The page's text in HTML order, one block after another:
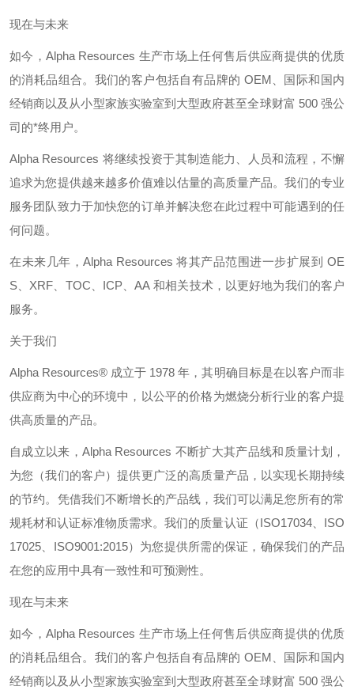
现在与未来
如今， Alpha Resources 生产市场上任何售后供应商提供的优质
的消耗品组合。我们的客户包括自有品牌的 OEM 、国际和国内
经销商以及从小型家族实验室到大型政府甚至全球财富 500 强公
司的*终用户。
Alpha Resources 将继续投资于其制造能力、人员和流程，不懈
追求为您提供越来越多价值难以估量的高质量产品。我们的专业
服务团队致力于加快您的订单并解决您在此过程中可能遇到的任
何问题。
在未来几年，Alpha Resources将其产品范围进一步扩展到OE
S
XRF TOC ICP、 AA和相关技术，以更好地为我们的客户
服务。
关于我们
Alpha Resources® 成立于 1978年，其明确目标是在以客户而非
供应商为中心的环境中，以公平的价格为燃烧分析行业的客户提
供高质量的产品。
自成立以来， Alpha Resources 不断扩大其产品线和质量计划，
为您（我们的客户）提供更广泛的高质量产品，以实现长期持续
的节约。凭借我们不断增长的产品线，我们可以满足您所有的常
规耗材和认证标准物质需求。我们的质量认证（ISO17034、 ISO
17025
ISO9001:2015）为您提供所需的保证，确保我们的产品
在您的应用中具有一致性和可预测性。
现在与未来
如今， Alpha Resources 生产市场上任何售后供应商提供的优质
的消耗品组合。我们的客户包括自有品牌的 OEM 、国际和国内
经销商以及从小型家族实验室到大型政府甚至全球财富 500 强公